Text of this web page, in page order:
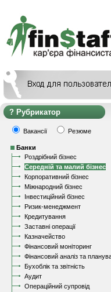
Рубрикатор
Вакансії Резюме
Банки
Роздрібний бізнес
Середній та малий бізнес
Корпоративний бізнес
Міжнародний бізнес
Інвестиційний бізнес
Ризик-менеджмент
Кредитування
Заставні операції
Казначейство
Фінансовий моніторинг
Фінансовий аналіз та
Бухоблік та звітність
Аудит
Операційний супровід